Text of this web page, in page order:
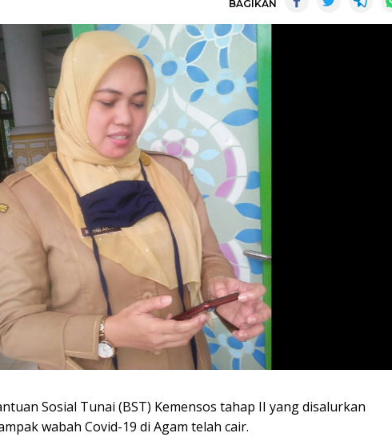
BAGIKAN
Sosial Tunai (BST) Kemensos tahap II yang disalurkan
wabah Covid-19 di Agam telah cair.